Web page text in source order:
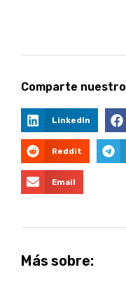
Comparte
LinkedIn
Reddit
Email
Más sobre: